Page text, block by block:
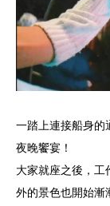
一踏上連接船身的
夜晚饗宴！
大家就座之後，工
外的景色也開始漸